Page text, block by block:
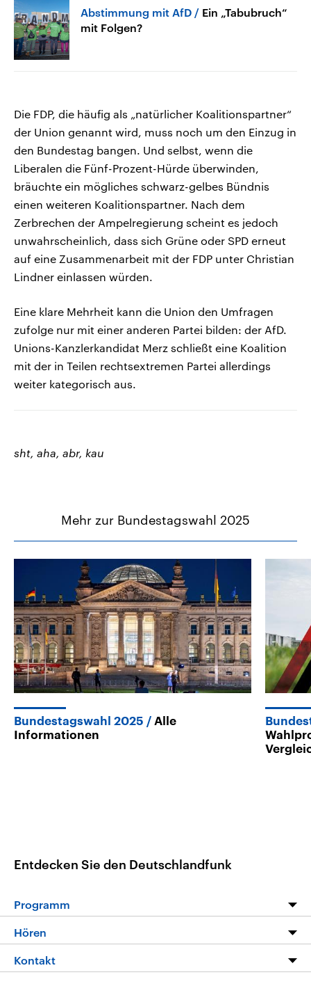
Abstimmung mit AfD
Ein „Tabubruch“
mit Folgen?
Die FDP, die häufig als „natürlicher Koalitionspartner“
der Union genannt wird, muss noch um den Einzug in
den Bundestag bangen. Und selbst, wenn die
Liberalen die Fünf-Prozent-Hürde überwinden,
bräuchte ein mögliches schwarz-gelbes Bündnis
einen weiteren Koalitionspartner. Nach dem
Zerbrechen der Ampelregierung scheint es jedoch
unwahrscheinlich, dass sich Grüne oder SPD erneut
auf eine Zusammenarbeit mit der FDP unter Christian
Lindner einlassen würden.
Eine klare Mehrheit kann die Union den Umfragen
zufolge nur mit einer anderen Partei bilden: der AfD.
Unions-Kanzlerkandidat Merz schließt eine Koalition
mit der in Teilen rechtsextremen Partei allerdings
weiter kategorisch aus.
sht, aha, abr, kau
Mehr zur Bundestagswahl 2025
Bundestagswahl 2025
Alle
Informationen
Entdecken Sie den Deutschlandfunk
Programm
Programm
Die Nachrichten
Hören
Livestream
Kontakt